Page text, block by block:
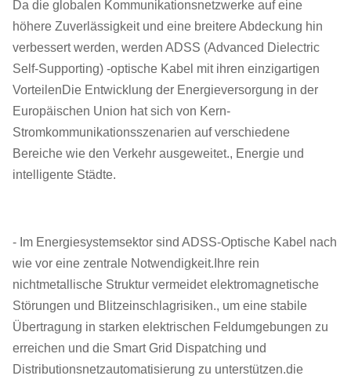
Da die globalen Kommunikationsnetzwerke auf eine
höhere Zuverlässigkeit und eine breitere Abdeckung hin
verbessert werden, werden ADSS (Advanced Dielectric
Self-Supporting) -optische Kabel mit ihren einzigartigen
VorteilenDie Entwicklung der Energieversorgung in der
Europäischen Union hat sich von Kern-
Stromkommunikationsszenarien auf verschiedene
Bereiche wie den Verkehr ausgeweitet., Energie und
intelligente Städte.
- Im Energiesystemsektor sind ADSS-Optische Kabel nach
wie vor eine zentrale Notwendigkeit.Ihre rein
nichtmetallische Struktur vermeidet elektromagnetische
Störungen und Blitzeinschlagrisiken., um eine stabile
Übertragung in starken elektrischen Feldumgebungen zu
erreichen und die Smart Grid Dispatching und
Distributionsnetzautomatisierung zu unterstützen.die